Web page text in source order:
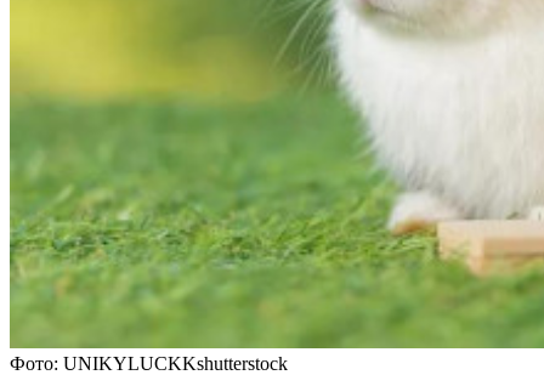
Фото: UNIKYLUCKKshutterstock